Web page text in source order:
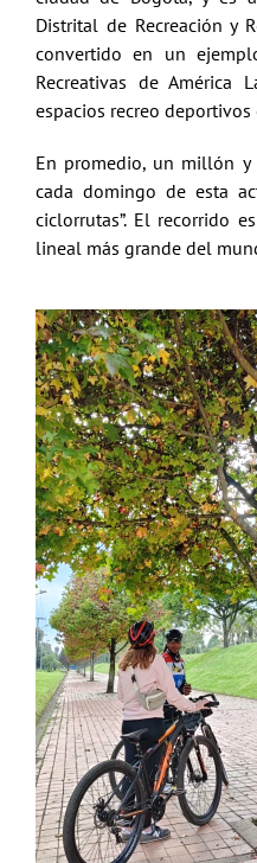
Distrital de Recreación y
convertido en un
Recreativas de
espacios recreo
En promedio, un millón y
cada domingo de esta
ciclorrutas”. El recorrido
lineal más grande del